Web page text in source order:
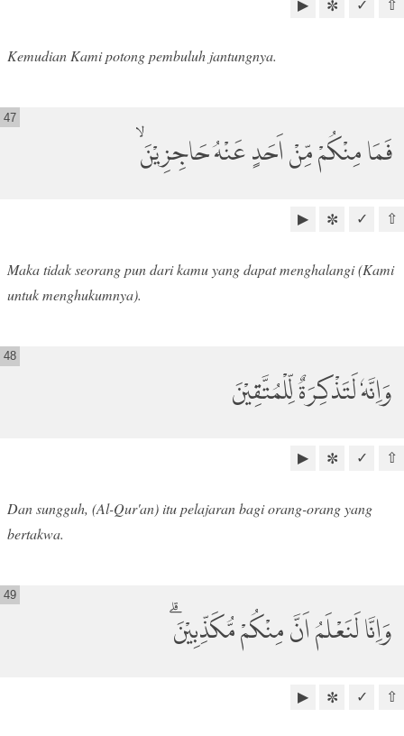
⇧
✓
✼
▶
Kemudian Kami potong pembuluh jantungnya.
فَمَا مِنْكُمْ مِّنْ اَحَدٍ عَنْهُ حَاجِزِيْنَۙ
47
⇧
✓
✼
▶
Maka tidak seorang pun dari kamu yang dapat menghalangi (Kami
untuk menghukumnya).
وَاِنَّهٗ لَتَذْكِرَةٌ لِّلْمُتَّقِيْنَ
48
⇧
✓
✼
▶
Dan sungguh, (Al-Qur'an) itu pelajaran bagi orang-orang yang
bertakwa.
وَاِنَّا لَنَعْلَمُ اَنَّ مِنْكُمْ مُّكَذِّبِيْنَۗ
49
⇧
✓
✼
▶